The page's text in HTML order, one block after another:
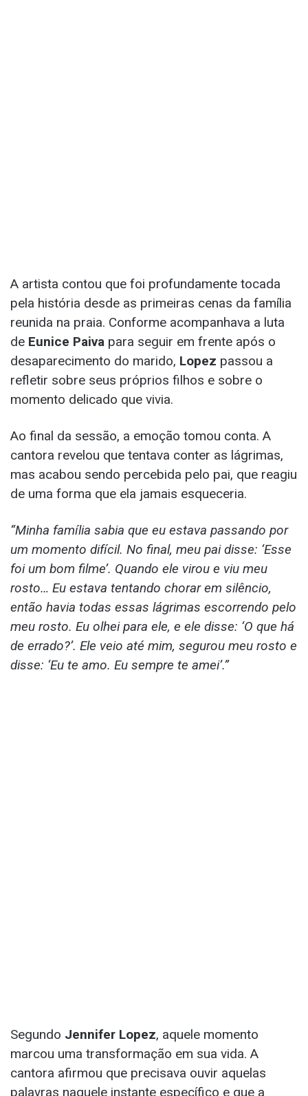
A artista contou que foi profundamente tocada
pela história desde as primeiras cenas da família
reunida na praia. Conforme acompanhava a luta
de Eunice Paiva para seguir em frente após o
desaparecimento do marido, Lopez passou a
refletir sobre seus próprios filhos e sobre o
momento delicado que vivia.
Ao final da sessão, a emoção tomou conta. A
cantora revelou que tentava conter as lágrimas,
mas acabou sendo percebida pelo pai, que reagiu
de uma forma que ela jamais esqueceria.
“Minha família sabia que eu estava passando por
um momento difícil. No final, meu pai disse: ‘Esse
foi um bom filme’. Quando ele virou e viu meu
rosto… Eu estava tentando chorar em silêncio,
então havia todas essas lágrimas escorrendo pelo
meu rosto. Eu olhei para ele, e ele disse: ‘O que há
de errado?’. Ele veio até mim, segurou meu rosto e
disse: ‘Eu te amo. Eu sempre te amei’.”
Segundo Jennifer Lopez, aquele momento
marcou uma transformação em sua vida. A
cantora afirmou que precisava ouvir aquelas
palavras naquele instante específico e que a